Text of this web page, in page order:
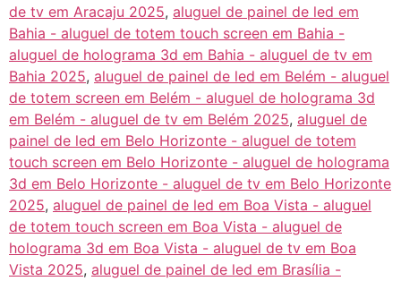
de tv em Aracaju 2025, aluguel de painel de led em
Bahia - aluguel de totem touch screen em Bahia -
aluguel de holograma 3d em Bahia - aluguel de tv em
Bahia 2025, aluguel de painel de led em Belém - aluguel
de totem screen em Belém - aluguel de holograma 3d
em Belém - aluguel de tv em Belém 2025, aluguel de
painel de led em Belo Horizonte - aluguel de totem
touch screen em Belo Horizonte - aluguel de holograma
3d em Belo Horizonte - aluguel de tv em Belo Horizonte
2025, aluguel de painel de led em Boa Vista - aluguel
de totem touch screen em Boa Vista - aluguel de
holograma 3d em Boa Vista - aluguel de tv em Boa
Vista 2025, aluguel de painel de led em Brasília -